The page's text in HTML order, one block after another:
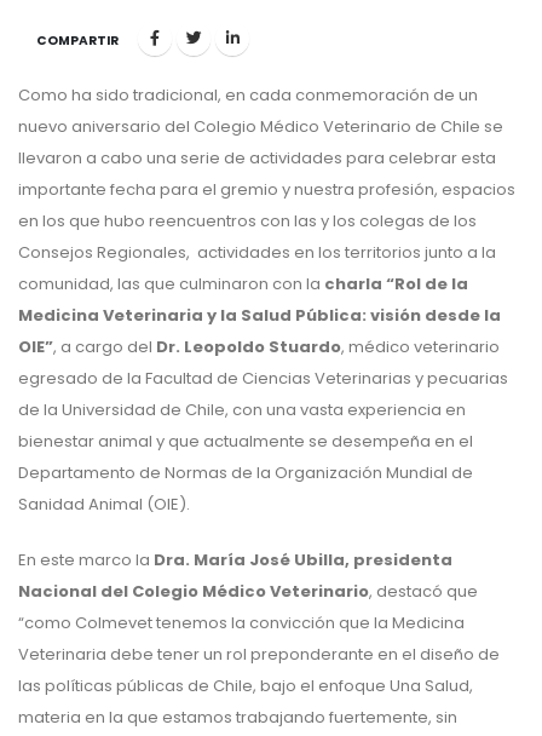
COMPARTIR
Como ha sido tradicional, en cada conmemoración de un
nuevo aniversario del Colegio Médico Veterinario de Chile se
llevaron a cabo una serie de actividades para celebrar esta
importante fecha para el gremio y nuestra profesión, espacios
en los que hubo reencuentros con las y los colegas de los
Consejos Regionales, actividades en los territorios junto a la
comunidad, las que culminaron con la charla “Rol de la
Medicina Veterinaria y la Salud Pública: visión desde la
OIE”, a cargo del Dr. Leopoldo Stuardo, médico veterinario
egresado de la Facultad de Ciencias Veterinarias y pecuarias
de la Universidad de Chile, con una vasta experiencia en
bienestar animal y que actualmente se desempeña en el
Departamento de Normas de la Organización Mundial de
Sanidad Animal (OIE).
En este marco la Dra. María José Ubilla, presidenta
Nacional del Colegio Médico Veterinario, destacó que
“como Colmevet tenemos la convicción que la Medicina
Veterinaria debe tener un rol preponderante en el diseño de
las políticas públicas de Chile, bajo el enfoque Una Salud,
materia en la que estamos trabajando fuertemente, sin